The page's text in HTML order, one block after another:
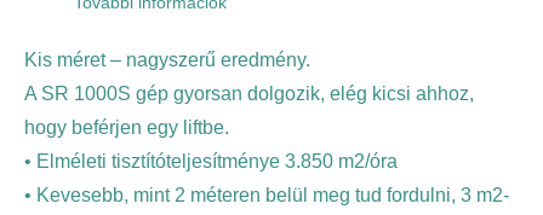
Kis méret – nagyszerű eredmény.
A SR 1000S gép gyorsan dolgozik, elég kicsi ahhoz,
hogy beférjen egy liftbe.
• Elméleti tisztítóteljesítménye 3.850 m2/óra
• Kevesebb, mint 2 méteren belül meg tud fordulni, 3 m2-